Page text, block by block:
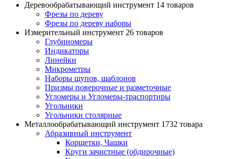
Деревообрабатывающий инструмент 14 товаров
Фрезы по дереву
Фрезы по дереву наборы
Измерительный инструмент 26 товаров
Глубиномеры
Индикаторы
Линейки
Микрометры
Наборы щупов, шаблонов
Призмы поверочные и разметочные
Угломеры и Угломеры-траспортиры
Угольники
Угольники столярные
Металлообрабатывающий инструмент 1732 товара
Абразивный инструмент
Корщетки, Чашки
Круги зачистные (обдирочные)